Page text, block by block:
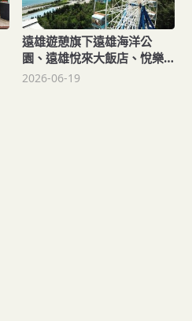
遠雄遊憩旗下遠雄海洋公
園、遠雄悅來大飯店、悅樂
旅店等三大品牌打造暑假聯
2026-06-19